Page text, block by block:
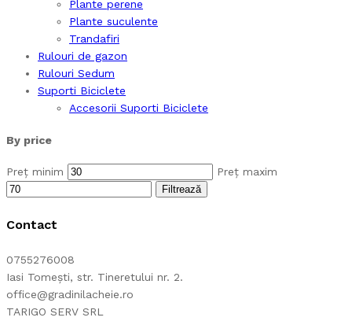
Plante perene
Plante suculente
Trandafiri
Rulouri de gazon
Rulouri Sedum
Suporti Biciclete
Accesorii Suporti Biciclete
By price
Preț minim Preț maxim
Filtrează
Contact
0755276008
Iasi Tomești, str. Tineretului nr. 2.
office@gradinilacheie.ro
TARIGO SERV SRL